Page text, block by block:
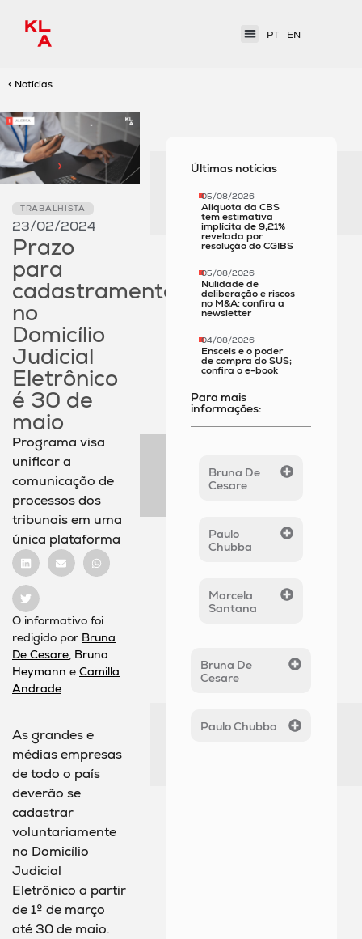
PT EN
< Notícias
TRABALHISTA
23/02/2024
Prazo
para
cadastramento
no
Domicílio
Judicial
Eletrônico
é 30 de
maio
Programa visa
unificar a
comunicação de
processos dos
tribunais em uma
única plataforma
O informativo foi
redigido por Bruna
De Cesare, Bruna
Heymann e Camilla
Andrade
As grandes e
médias empresas
de todo o país
deverão se
cadastrar
voluntariamente
no Domicílio
Judicial
Eletrônico a partir
de 1º de março
até 30 de maio.
Últimas notícias
05/08/2026
Alíquota da CBS
tem estimativa
implícita de 9,21%
revelada por
resolução do CGIBS
05/08/2026
Nulidade de
deliberação e riscos
no M&A: confira a
newsletter
04/08/2026
Ensceis e o poder
de compra do SUS;
confira o e-book
Para mais
informações:
Bruna De
Cesare
Paulo
Chubba
Marcela
Santana
Bruna De
Cesare
Paulo Chubba